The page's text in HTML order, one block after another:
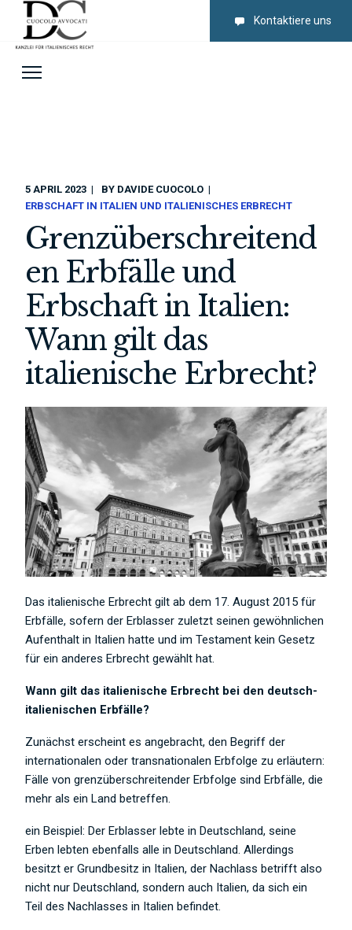
Kontaktiere uns
5 APRIL 2023 BY DAVIDE CUOCOLO
ERBSCHAFT IN ITALIEN UND ITALIENISCHES ERBRECHT
Grenzüberschreitend
en Erbfälle und
Erbschaft in Italien:
Wann gilt das
italienische Erbrecht?
Das italienische Erbrecht gilt ab dem 17. August 2015 für
Erbfälle, sofern der Erblasser zuletzt seinen gewöhnlichen
Aufenthalt in Italien hatte und im Testament kein Gesetz
für ein anderes Erbrecht gewählt hat.
Wann gilt das italienische Erbrecht bei den deutsch-
italienischen Erbfälle?
Zunächst erscheint es angebracht, den Begriff der
internationalen oder transnationalen Erbfolge zu erläutern:
Fälle von grenzüberschreitender Erbfolge sind Erbfälle, die
mehr als ein Land betreffen.
ein Beispiel: Der Erblasser lebte in Deutschland, seine
Erben lebten ebenfalls alle in Deutschland. Allerdings
besitzt er Grundbesitz in Italien, der Nachlass betrifft also
nicht nur Deutschland, sondern auch Italien, da sich ein
Teil des Nachlasses in Italien befindet.